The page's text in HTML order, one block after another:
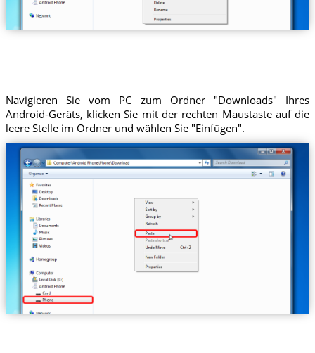
Navigieren Sie vom PC zum Ordner "Downloads" Ihres
Android-Geräts, klicken Sie mit der rechten Maustaste auf die
leere Stelle im Ordner und wählen Sie "Einfügen".